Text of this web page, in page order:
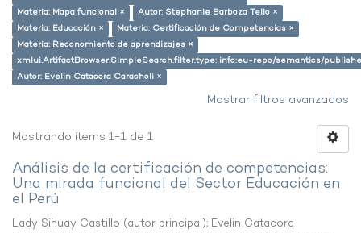
Materia: Mapa funcional ×
Autor: Stephanie Barboza Tello ×
Materia: Educación ×
Materia: Certificación de Competencias ×
Materia: Reconomiento de aprendizajes ×
xmlui.ArtifactBrowser.SimpleSearch.filter.type: info:eu-repo/semantics/
Autor: Evelin Catacora Caracholi ×
Mostrar filtros avanzados
Mostrando ítems 1-1 de 1
Análisis de la certificación de competencias:
Una mirada funcional del Sector Educación en
el Perú
Lady Sihuay Castillo (autor principal); Evelin Catacora